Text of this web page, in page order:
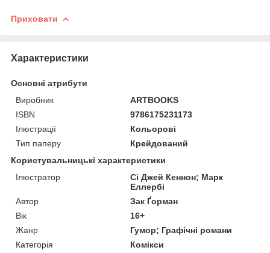
Приховати
Характеристики
Основні атрибути
Виробник
ARTBOOKS
ISBN
9786175231173
Ілюстрації
Кольорові
Тип паперу
Крейдований
Користувальницькі характеристики
Ілюстратор
Сі Джей Кеннон; Марк
Еллербі
Автор
Зак Ґорман
Вік
16+
Жанр
Гумор; Графічні романи
Категорія
Комікси